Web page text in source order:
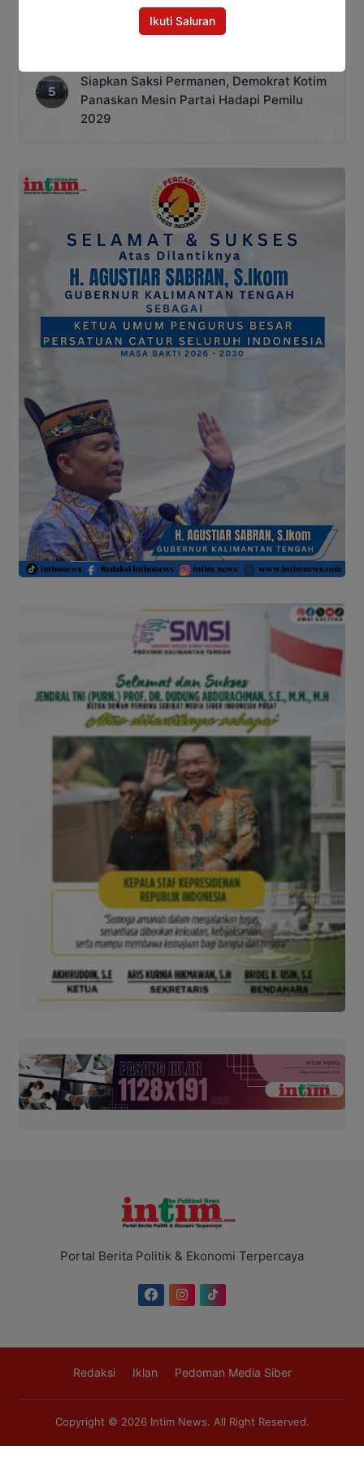
Jangan Lengah, Inilah Kejahatan Dunia
Siapkan Saksi Permanen, Demokrat Kotim
Panaskan Mesin Partai Hadapi Pemilu
2029
Portal Berita Politik & Ekonomi Terpercaya
Redaksi Iklan Pedoman Media Siber
Copyright © 2026 Intim News. All Right Reserved.
Ikuti Saluran